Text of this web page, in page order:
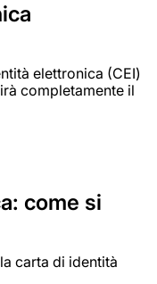
elettronica (CEI)
completamente il
come si
carta di identità